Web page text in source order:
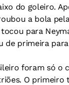
do goleiro.
a bola
para
de primeira
foram só o
O primeiro